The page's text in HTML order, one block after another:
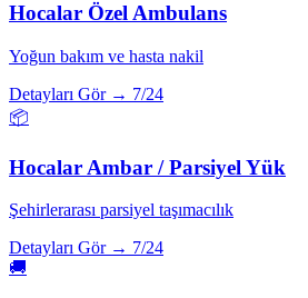
Hocalar Özel Ambulans
Yoğun bakım ve hasta nakil
Detayları Gör → 7/24
📦
Hocalar Ambar / Parsiyel Yük
Şehirlerarası parsiyel taşımacılık
Detayları Gör → 7/24
🚚